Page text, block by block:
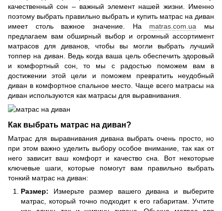
качественный сон – важный элемент нашей жизни. Именно
поэтому выбрать правильно выбрать и купить матрас на диван
имеет столь важное значение. На matras.com.ua мы
предлагаем вам обширный выбор и огромный ассортимент
матрасов для диванов, чтобы вы могли выбрать лучший
топпер на диван. Ведь когда ваша цель обеспечить здоровый
и комфортный сон, то мы с радостью поможем вам в
достижении этой цели и поможем превратить неудобный
диван в комфортное спальное место. Чаще всего матрасы на
диван используются как матрасы для выравнивания.
Как выбрать матрас на диван?
Матрас для выравнивания дивана выбрать очень просто, но
при этом важно уделить выбору особое внимание, так как от
него зависит ваш комфорт и качество сна. Вот некоторые
ключевые шаги, которые помогут вам правильно выбрать
тонкий матрас на диван:
Размер: Измерьте размер вашего дивана и выберите
матрас, который точно подходит к его габаритам. Учтите